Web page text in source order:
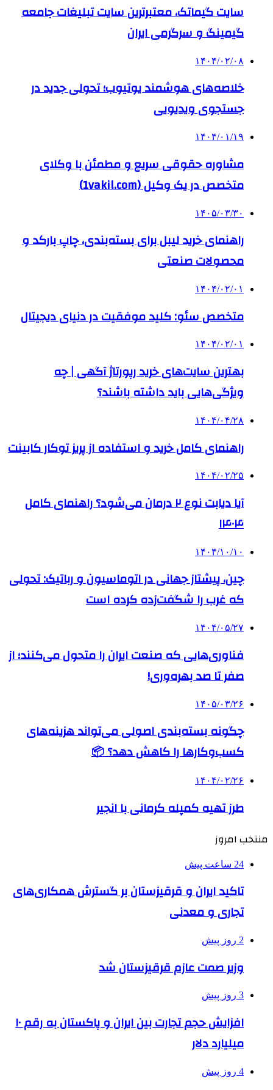
سایت گیماتک، معتبرترین سایت تبلیغات جامعه
گیمینگ و سرگرمی ایران
۱۴۰۴/۰۲/۰۸
خلاصه‌های هوشمند یوتیوب؛ تحولی جدید در
جستجوی ویدیویی
۱۴۰۴/۰۱/۱۹
مشاوره حقوقی سریع و مطمئن با وکلای
متخصص در یک وکیل (1vakil.com)
۱۴۰۵/۰۳/۳۰
راهنمای خرید لیبل برای بسته‌بندی، چاپ بارکد و
محصولات صنعتی
۱۴۰۴/۰۲/۰۱
متخصص سئو: کلید موفقیت در دنیای دیجیتال
۱۴۰۴/۰۲/۰۱
بهترین سایت‌های خرید رپورتاژ آگهی | چه
ویژگی‌هایی باید داشته باشند؟
۱۴۰۴/۰۴/۲۸
راهنمای کامل خرید و استفاده از پریز توکار کابینت
۱۴۰۴/۰۲/۲۵
آیا دیابت نوع ۲ درمان می‌شود؟ راهنمای کامل
۱۴۰۴
۱۴۰۴/۱۰/۱۰
چین، پیشتاز جهانی در اتوماسیون و رباتیک: تحولی
که غرب را شگفت‌زده کرده است
۱۴۰۴/۰۵/۲۷
فناوری‌هایی که صنعت ایران را متحول می‌کنند؛ از
صفر تا صد بهره‌وری!
۱۴۰۵/۰۳/۲۶
چگونه بسته‌بندی اصولی می‌تواند هزینه‌های
کسب‌وکارها را کاهش دهد؟ 📦
۱۴۰۴/۰۲/۲۶
طرز تهیه کمپله کرمانی با انجیر
منتخب امروز
24 ساعت پیش
تاکید ایران و قرقیزستان بر گسترش همکاری‌های
تجاری و معدنی
2 روز پیش
وزیر صمت عازم قرقیزستان شد
3 روز پیش
افزایش حجم تجارت بین ایران و پاکستان به رقم ۱۰
میلیارد دلار
4 روز پیش